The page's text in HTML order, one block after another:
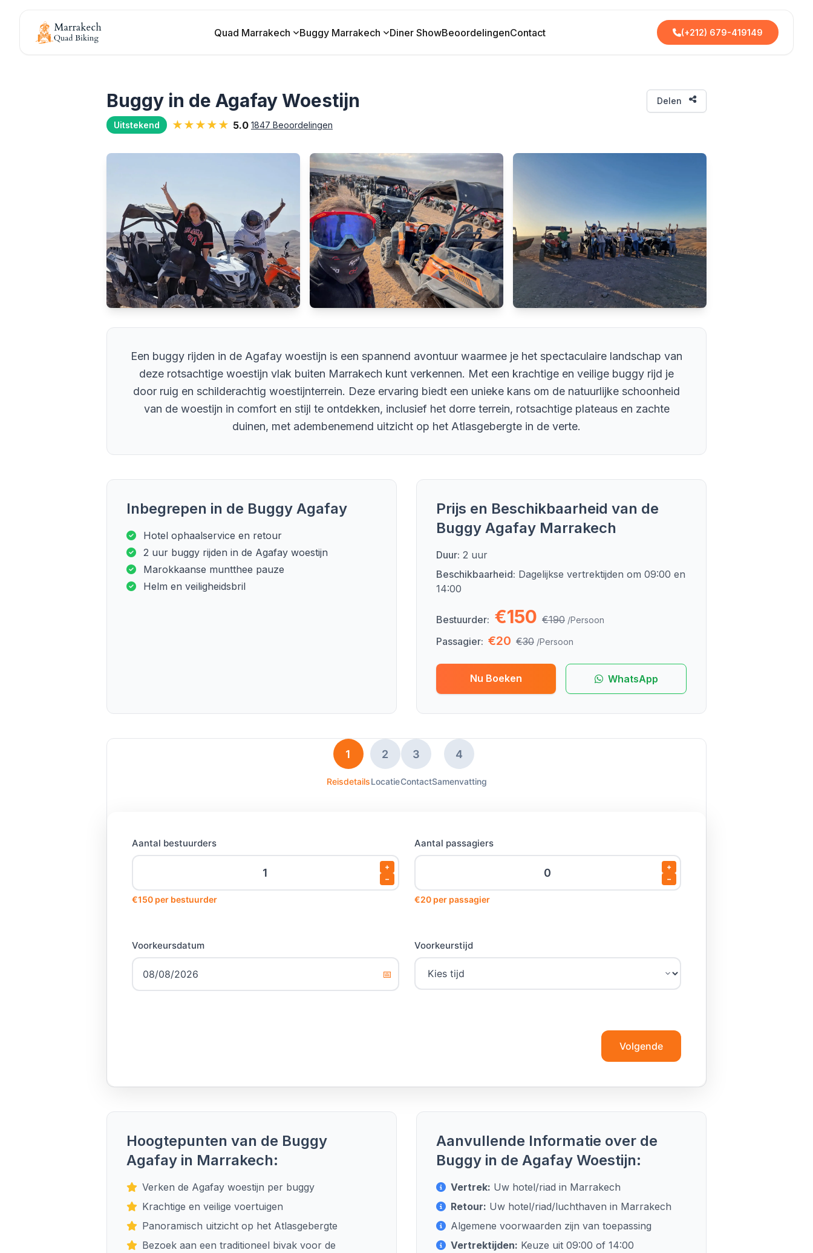
Quad Marrakech Buggy Marrakech Diner ShowBeoordelingenContact (+212) 679-419149
Buggy in de Agafay Woestijn
Uitstekend ★★★★★ 5.0 1847 Beoordelingen
Delen
Een buggy rijden in de Agafay woestijn is een spannend avontuur waarmee je het spectaculaire landschap van
deze rotsachtige woestijn vlak buiten Marrakech kunt verkennen. Met een krachtige en veilige buggy rijd je
door ruig en schilderachtig woestijnterrein. Deze ervaring biedt een unieke kans om de natuurlijke schoonheid
van de woestijn in comfort en stijl te ontdekken, inclusief het dorre terrein, rotsachtige plateaus en zachte
duinen, met adembenemend uitzicht op het Atlasgebergte in de verte.
Inbegrepen in de Buggy Agafay
Hotel ophaalservice en retour
2 uur buggy rijden in de Agafay woestijn
Marokkaanse muntthee pauze
Helm en veiligheidsbril
Prijs en Beschikbaarheid van de
Buggy Agafay Marrakech
Duur: 2 uur
Beschikbaarheid: Dagelijkse vertrektijden om 09:00 en
14:00
Bestuurder: €150 €190 /Persoon
Passagier: €20 €30 /Persoon
Nu Boeken WhatsApp
1
Reisdetails
2
Locatie
3
Contact
4
Samenvatting
Aantal bestuurders
+
−
€150 per bestuurder
Aantal passagiers
+
−
€20 per passagier
Voorkeursdatum
📅
Voorkeurstijd
Volgende
Hoogtepunten van de Buggy
Agafay in Marrakech:
Verken de Agafay woestijn per buggy
Krachtige en veilige voertuigen
Panoramisch uitzicht op het Atlasgebergte
Bezoek aan een traditioneel bivak voor de
Aanvullende Informatie over de
Buggy in de Agafay Woestijn:
Vertrek: Uw hotel/riad in Marrakech
Retour: Uw hotel/riad/luchthaven in Marrakech
Algemene voorwaarden zijn van toepassing
Vertrektijden: Keuze uit 09:00 of 14:00